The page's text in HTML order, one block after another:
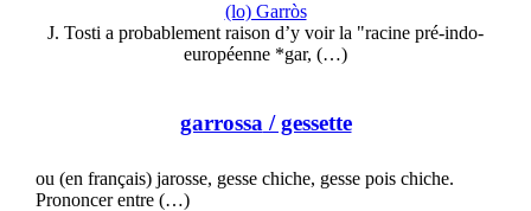
(lo) Garròs
J. Tosti a probablement raison d’y voir la "racine pré-indo-
européenne *gar, (…)
garrossa / gessette
ou (en français) jarosse, gesse chiche, gesse pois chiche.
Prononcer entre (…)